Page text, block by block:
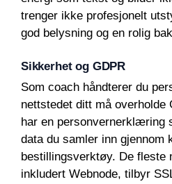
trenger ikke profesjonelt
god belysning og en rolig
Sikkerhet og GDPR
Som coach håndterer du
nettstedet ditt må overholde
har en personvernerklæring
data du samler inn gjennom
bestillingsverktøy. De fleste
inkludert Webnode, tilbyr